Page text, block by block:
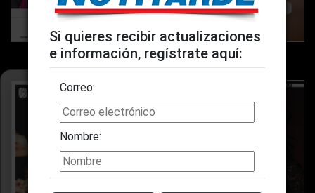
Pág. 40 Pág. 41
Si quieres recibir actualizaciones
e información, regístrate aquí:
Nombre:
Correo: